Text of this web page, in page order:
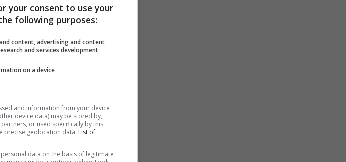
di mare – Buttalapasta.it
your consent to use your
following purposes:
content, advertising and content
and services development
on a device
and information from your device
device data) may be stored by,
or used specifically by this
precise geolocation data. List of
data on the basis of legitimate